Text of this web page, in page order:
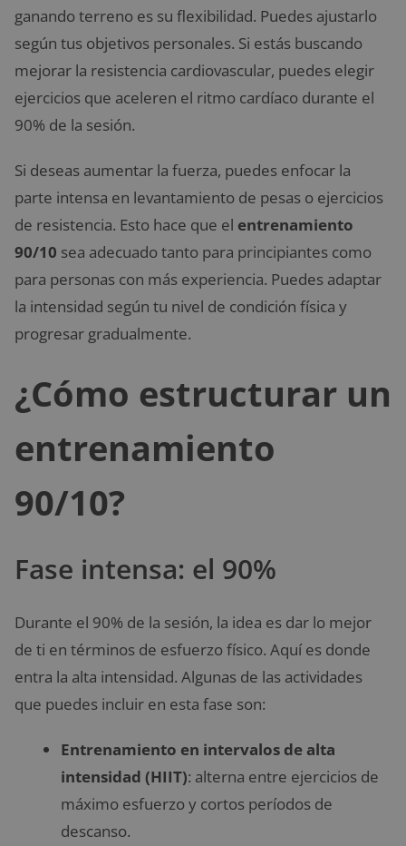
ganando terreno es su flexibilidad. Puedes ajustarlo
según tus objetivos personales. Si estás buscando
mejorar la resistencia cardiovascular, puedes elegir
ejercicios que aceleren el ritmo cardíaco durante el
90% de la sesión.
Si deseas aumentar la fuerza, puedes enfocar la
parte intensa en levantamiento de pesas o ejercicios
de resistencia. Esto hace que el entrenamiento
90/10 sea adecuado tanto para principiantes como
para personas con más experiencia. Puedes adaptar
la intensidad según tu nivel de condición física y
progresar gradualmente.
¿Cómo estructurar un
entrenamiento
90/10?
Fase intensa: el 90%
Durante el 90% de la sesión, la idea es dar lo mejor
de ti en términos de esfuerzo físico. Aquí es donde
entra la alta intensidad. Algunas de las actividades
que puedes incluir en esta fase son:
Entrenamiento en intervalos de alta
intensidad (HIIT): alterna entre ejercicios de
máximo esfuerzo y cortos períodos de
descanso.